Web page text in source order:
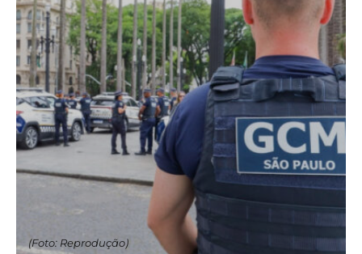
(Foto: Reprodução)